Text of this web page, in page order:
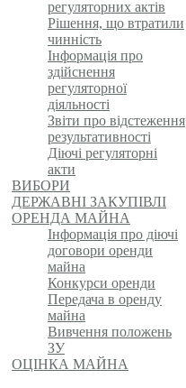
регуляторних актів
Рішення, що втратили
чинність
Інформація про
здійснення
регуляторної
діяльності
Звіти про відстеження
результативності
Діючі регуляторні
акти
ВИБОРИ
ДЕРЖАВНІ ЗАКУПІВЛІ
ОРЕНДА МАЙНА
Інформація про діючі
договори оренди
майна
Конкурси оренди
Передача в оренду
майна
Вивчення положень
ЗУ
ОЦІНКА МАЙНА